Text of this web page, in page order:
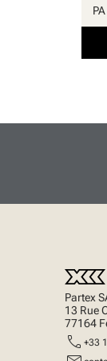
Partex
13 Rue
77164
call +33